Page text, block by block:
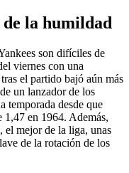
la humildad
son difíciles de
viernes con una
el partido bajó aún más
un lanzador de los
temporada desde que
en 1964. Además,
el mejor de la liga, unas
de la rotación de los